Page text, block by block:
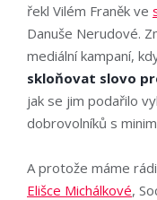
řekl Vilém Franěk ve
Danuše Nerudové.
mediální kampaní,
skloňovat slovo
jak se jim podařilo
dobrovolníků s
A protože máme
Elišce Michálkové,